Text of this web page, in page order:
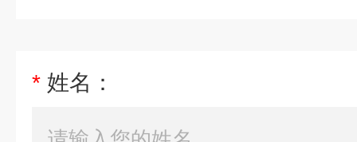
* 姓名：